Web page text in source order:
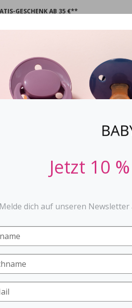
GESCHENK AB 35 €**
WINTER SCHNULLER STOPPi
Jetzt 10
Melde dich auf unseren